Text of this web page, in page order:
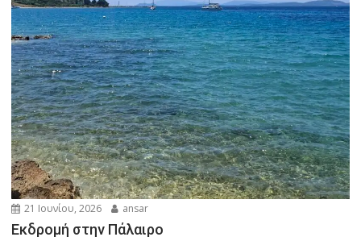
21 Ιουνίου, 2026 ansar
Εκδρομή στην Πάλαιρο